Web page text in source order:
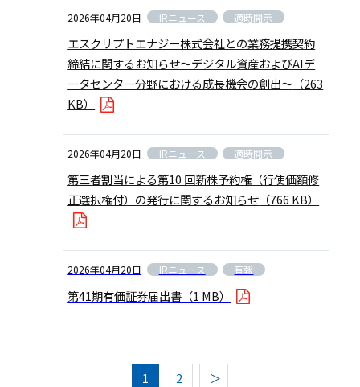
2026年04月20日 IRニュース 適時開示
エスクリプトエナジー株式会社との業務提携契約
締結に関するお知らせ〜デジタル資産およびAIデ
ータセンター分野における成長機会の創出〜 （263
KB）
2026年04月20日 IRニュース 適時開示
第三者割当による第10 回新株予約権（行使価額修
正選択権付）の発行に関するお知らせ （766 KB）
2026年04月20日 IRニュース 有報
第41期有価証券届出書 （1 MB）
1 2 ＞